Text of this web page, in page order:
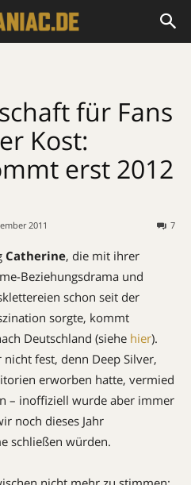
für Fans
Kost:
erst 2012
2011 7
Catherine, die mit ihrer
Beziehungsdrama und
schon seit der
sorgte, kommt
Deutschland (siehe hier).
fest, denn Deep Silver,
erworben hatte, vermied
– inoffiziell wurde aber immer
noch dieses Jahr
schließen würden.